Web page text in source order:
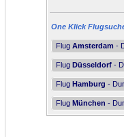
One Klick
Flug Amsterdam -
Flug Düsseldorf -
Flug Hamburg -
Flug München -